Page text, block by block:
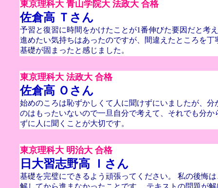
東京理科大 青山学院大 法政大 合格
佐倉高 Ｔさん
予習と復習に時間をかけたことが1番伸びた要因だと考
進めたい気持ちはあったのですが、間違えたところを丁
基礎が固まったと感じました。
東京理科大 法政大 合格
佐倉高 Ｏさん
始めのころは恥ずかしくて人に聞けずにいましたが、分
のはもったいないので一旦自分で考えて、それでも分か
ずに人に聞くことが大切です。
東京理科大 明治大 合格
日大習志野高 Ｉさん
基礎を完璧にできるよう頑張ってください。 私の後悔
解してから進まなかったことです。 テキストの問題が